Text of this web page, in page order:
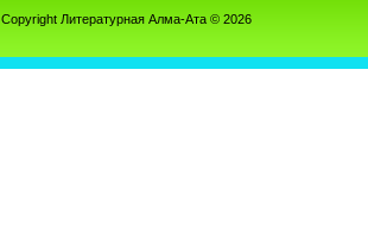
Copyright Литературная Алма-Ата © 2026